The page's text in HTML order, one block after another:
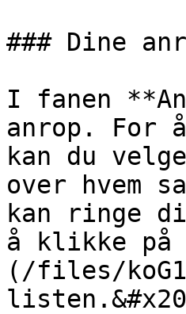
### Dine
I fanen
anrop. For
kan du
over hvem
kan ringe
å klikke
(/files/